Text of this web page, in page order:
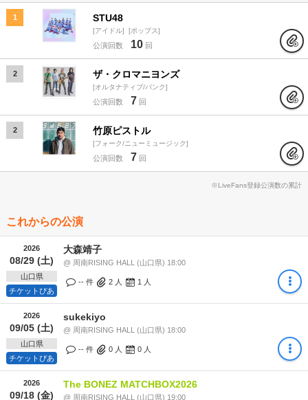
1 STU48
アイドル ポップス
公演回数 10 回
2 ザ・クロマニヨンズ
オルタナティブ/パンク
公演回数 7 回
2 竹原ピストル
フォーク/ニューミュージック
公演回数 7 回
※LiveFans登録公演数の累計
これからの公演
2026
08/29 (土)
山口県
チケットぴあ
大森靖子
@ 周南RISING HALL (山口県) 18:00
-- 件 2 人 1 人
2026
09/05 (土)
山口県
チケットぴあ
sukekiyo
@ 周南RISING HALL (山口県) 18:00
-- 件 0 人 0 人
2026
09/18 (金)
The BONEZ MATCHBOX2026
@ 周南RISING HALL (山口県) 19:00